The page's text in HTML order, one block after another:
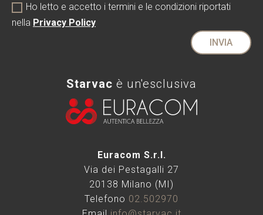
Ho letto e accetto i termini e le condizioni riportati
nella Privacy Policy
INVIA
Starvac è un'esclusiva
Euracom S.r.l.
Via dei Pestagalli 27
20138 Milano (MI)
Telefono 02.502970